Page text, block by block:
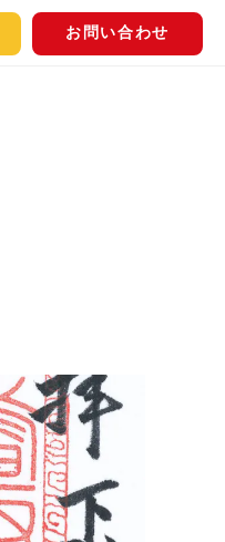
お問い合わせ